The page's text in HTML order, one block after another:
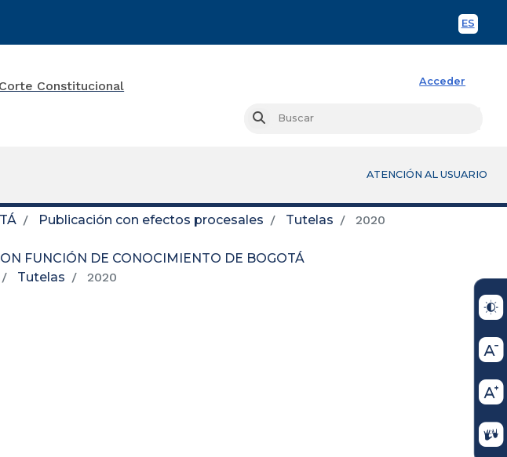
ES
Acceder
Buscar
ATENCIÓN AL USUARIO
Publicación con efectos procesales Tutelas 2020
FUNCIÓN DE CONOCIMIENTO DE BOGOTÁ
Tutelas 2020